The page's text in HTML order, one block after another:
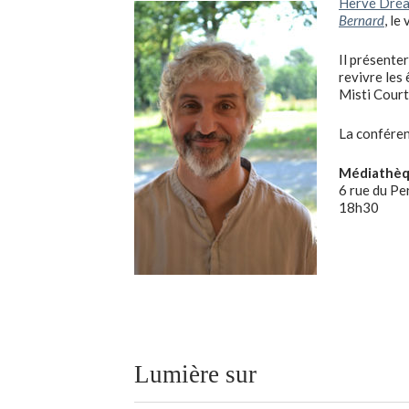
Bernard, le
Il
revivre les
Misti
La
6 rue du
18h30
Lumière sur